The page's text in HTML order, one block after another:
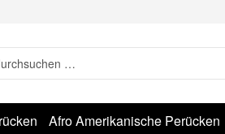
Afro Amerikanische Perücken